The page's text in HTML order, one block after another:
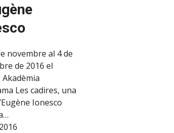
novembre al 4 de
de 2016 el
Les cadires, una
Ionesco